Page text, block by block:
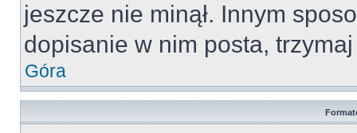
jeszcze nie minął. Innym
dopisanie w nim posta,
Góra